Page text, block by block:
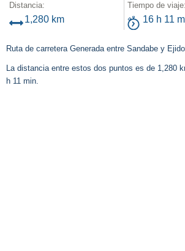
Distancia:
1,280 km
Tiempo de viaje:
16 h 11
Ruta de carretera Generada entre Sandabe y
La distancia entre estos dos puntos es de 1,280
h 11 min.